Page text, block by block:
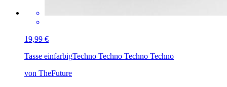
19,99 €
Tasse einfarbigTechno Techno Techno Techno
von TheFuture